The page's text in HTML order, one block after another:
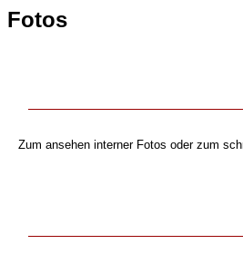
Fotos
Zum ansehen interner Fotos oder zum